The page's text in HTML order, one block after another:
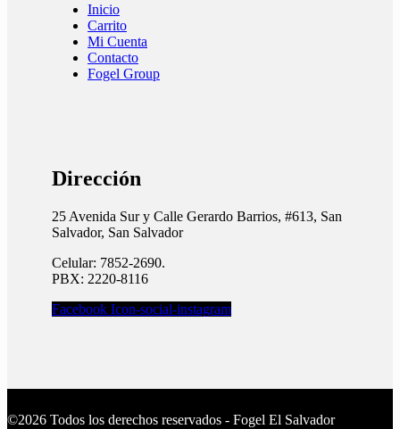
Inicio
Carrito
Mi Cuenta
Contacto
Fogel Group
Dirección
25 Avenida Sur y Calle Gerardo Barrios, #613, San
Salvador, San Salvador
Celular: 7852-2690.
PBX: 2220-8116
Facebook Icon-social-instagram
©2026 Todos los derechos reservados - Fogel El Salvador